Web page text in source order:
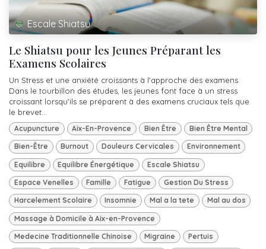
Escale Shiatsu
Le Shiatsu pour les Jeunes Préparant les
Examens Scolaires
Un Stress et une anxiété croissants à l'approche des examens
Dans le tourbillon des études, les jeunes font face à un stress
croissant lorsqu'ils se préparent à des examens cruciaux tels que
le brevet...
Acupuncture Aix-En-Provence Bien Être Bien Être Mental
Bien-Être Burnout Douleurs Cervicales Environnement
Equilibre Equilibre Énergétique Escale Shiatsu
Espace Venelles Famille Fatigue Gestion Du Stress
Harcelement Scolaire Insomnie Mal a la tete Mal au dos
Massage à Domicile à Aix-en-Provence
Medecine Traditionnelle Chinoise Migraine Pertuis